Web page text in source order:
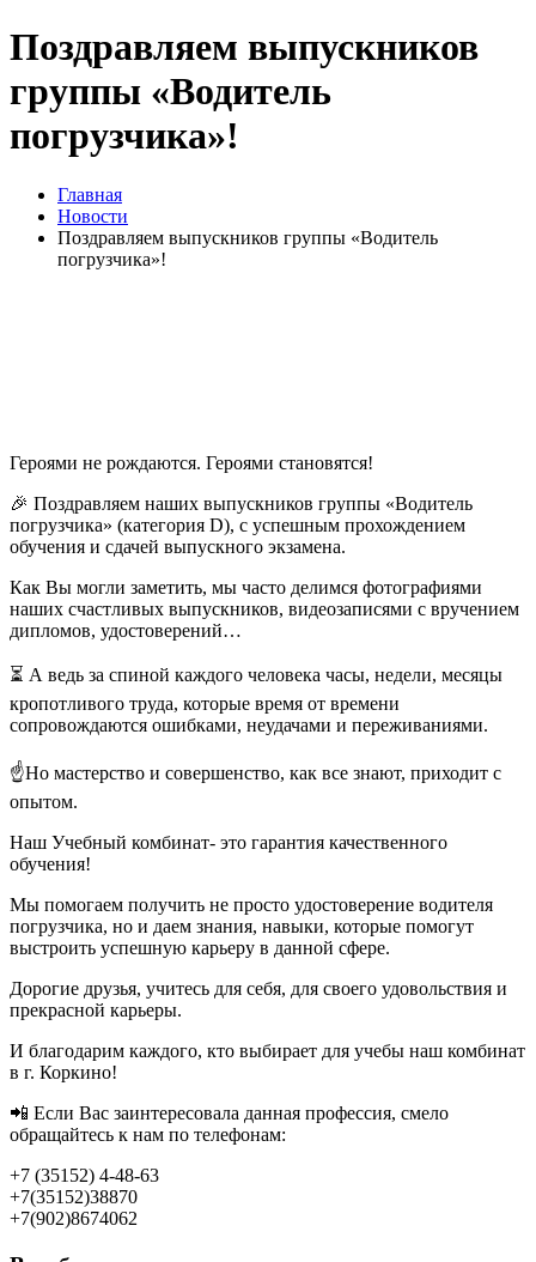
Поздравляем выпускников
группы «Водитель
погрузчика»!
Главная
Новости
Поздравляем выпускников группы «Водитель
погрузчика»!
Героями не рождаются. Героями становятся!
🎉 Поздравляем наших выпускников группы «Водитель
погрузчика» (категория D), с успешным прохождением
обучения и сдачей выпускного экзамена.
Как Вы могли заметить, мы часто делимся фотографиями
наших счастливых выпускников, видеозаписями с вручением
дипломов, удостоверений…
⏳ А ведь за спиной каждого человека часы, недели, месяцы
кропотливого труда, которые время от времени
сопровождаются ошибками, неудачами и переживаниями.
☝Но мастерство и совершенство, как все знают, приходит с
опытом.
Наш Учебный комбинат- это гарантия качественного
обучения!
Мы помогаем получить не просто удостоверение водителя
погрузчика, но и даем знания, навыки, которые помогут
выстроить успешную карьеру в данной сфере.
Дорогие друзья, учитесь для себя, для своего удовольствия и
прекрасной карьеры.
И благодарим каждого, кто выбирает для учебы наш комбинат
в г. Коркино!
📲 Если Вас заинтересовала данная профессия, смело
обращайтесь к нам по телефонам:
+7 (35152) 4-48-63
+7(35152)38870
+7(902)8674062